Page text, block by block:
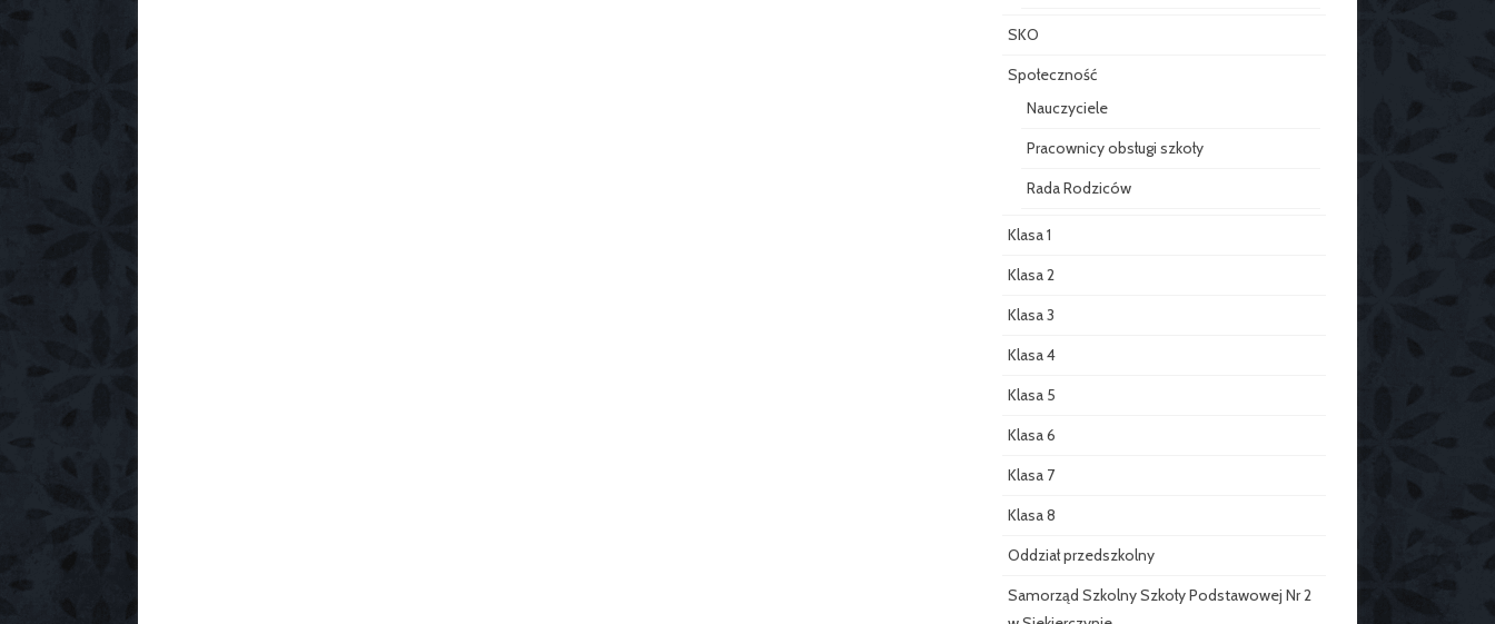
SKO
Społeczność
Nauczyciele
Pracownicy obsługi szkoły
Rada Rodziców
Klasa 1
Klasa 2
Klasa 3
Klasa 4
Klasa 5
Klasa 6
Klasa 7
Klasa 8
Oddział przedszkolny
Samorząd Szkolny Szkoły Podstawowej Nr 2